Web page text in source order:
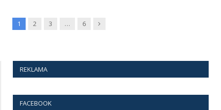
1 2 3 … 6 Next
REKLAMA
FACEBOOK